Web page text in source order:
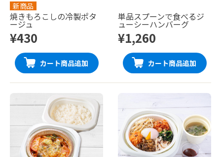
新商品
焼きもろこしの冷製ポタ
ージュ
¥430
カート商品追加
単品スプーンで食べるジ
ューシーハンバーグ
¥1,260
カート商品追加